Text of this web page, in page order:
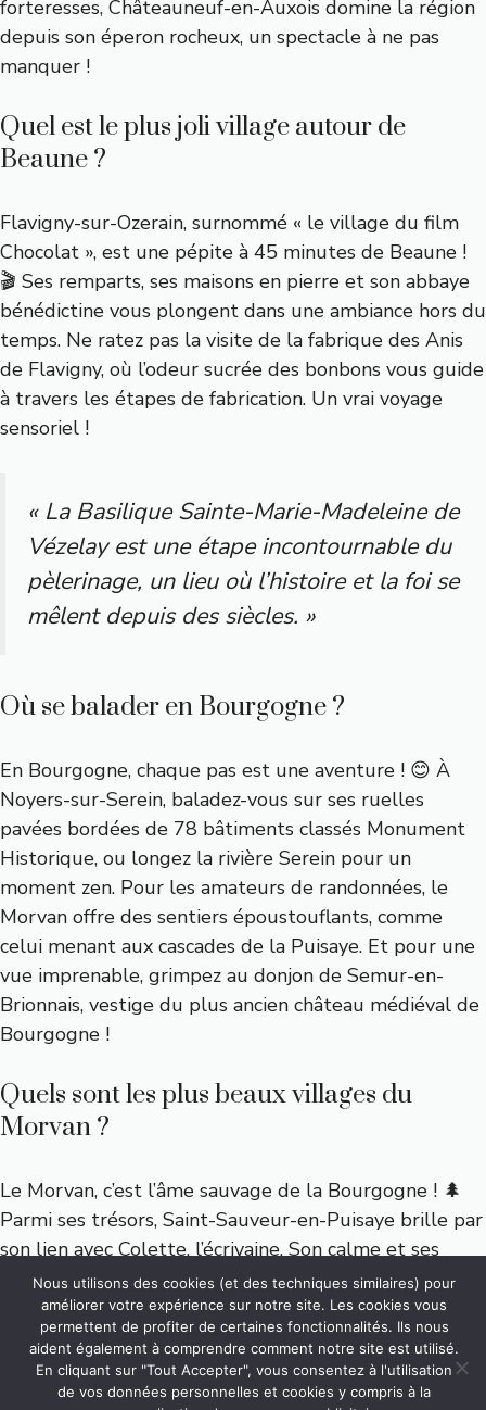
forteresses, Châteauneuf-en-Auxois domine la région
depuis son éperon rocheux, un spectacle à ne pas
manquer !
Quel est le plus joli village autour de
Beaune ?
Flavigny-sur-Ozerain, surnommé « le village du film
Chocolat », est une pépite à 45 minutes de Beaune !
🎬 Ses remparts, ses maisons en pierre et son abbaye
bénédictine vous plongent dans une ambiance hors du
temps. Ne ratez pas la visite de la fabrique des Anis
de Flavigny, où l’odeur sucrée des bonbons vous guide
à travers les étapes de fabrication. Un vrai voyage
sensoriel !
« La Basilique Sainte-Marie-Madeleine de
Vézelay est une étape incontournable du
pèlerinage, un lieu où l’histoire et la foi se
mêlent depuis des siècles. »
Où se balader en Bourgogne ?
En Bourgogne, chaque pas est une aventure ! 😊 À
Noyers-sur-Serein, baladez-vous sur ses ruelles
pavées bordées de 78 bâtiments classés Monument
Historique, ou longez la rivière Serein pour un
moment zen. Pour les amateurs de randonnées, le
Morvan offre des sentiers époustouflants, comme
celui menant aux cascades de la Puisaye. Et pour une
vue imprenable, grimpez au donjon de Semur-en-
Brionnais, vestige du plus ancien château médiéval de
Bourgogne !
Quels sont les plus beaux villages du
Morvan ?
Le Morvan, c’est l’âme sauvage de la Bourgogne ! 🌲
Parmi ses trésors, Saint-Sauveur-en-Puisaye brille par
son lien avec Colette, l’écrivaine. Son calme et ses
paysages de campagne en font une évasion idéale. Si
vous préférez les balades au bord de l’eau, Cussy-le-
Châtel et ses maisons en pierre vous accueillent dans
un décor de carte postale. Et pour une touche
mystérieuse, explorez les grottes de Bèze, un lieu
Nous utilisons des cookies (et des techniques similaires) pour
améliorer votre expérience sur notre site. Les cookies vous
permettent de profiter de certaines fonctionnalités. Ils nous
aident également à comprendre comment notre site est utilisé.
En cliquant sur "Tout Accepter", vous consentez à l'utilisation
de vos données personnelles et cookies y compris à la